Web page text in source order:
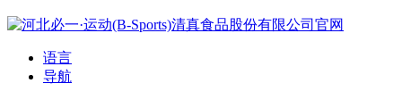
语言
导航